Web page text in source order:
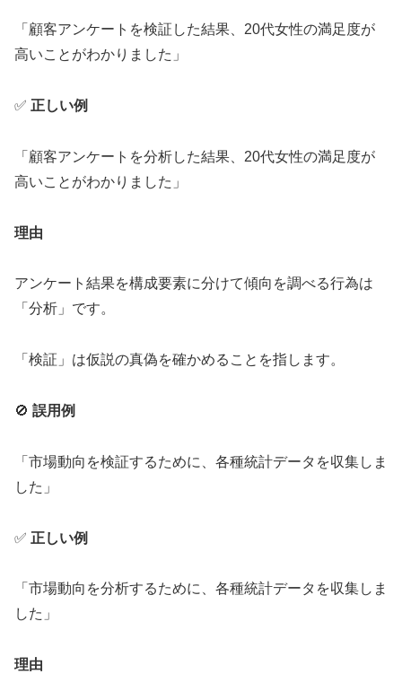
「顧客アンケートを検証した結果、20代女性の満足度が
高いことがわかりました」
✅ 正しい例
「顧客アンケートを分析した結果、20代女性の満足度が
高いことがわかりました」
理由
アンケート結果を構成要素に分けて傾向を調べる行為は
「分析」です。
「検証」は仮説の真偽を確かめることを指します。
🚫 誤用例
「市場動向を検証するために、各種統計データを収集しま
した」
✅ 正しい例
「市場動向を分析するために、各種統計データを収集しま
した」
理由